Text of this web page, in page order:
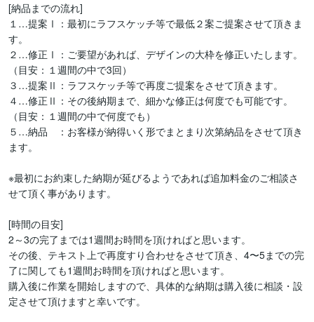
[納品までの流れ]
１…提案Ⅰ：最初にラフスケッチ等で最低２案ご提案させて頂きま
す。
２…修正Ⅰ：ご要望があれば、デザインの大枠を修正いたします。
（目安：１週間の中で3回）
３…提案Ⅱ：ラフスケッチ等で再度ご提案をさせて頂きます。
４…修正Ⅱ：その後納期まで、細かな修正は何度でも可能です。
（目安：１週間の中で何度でも）
５…納品　：お客様が納得いく形でまとまり次第納品をさせて頂き
ます。
※最初にお約束した納期が延びるようであれば追加料金のご相談さ
せて頂く事があります。
[時間の目安]
2～3の完了までは1週間お時間を頂ければと思います。
その後、テキスト上で再度すり合わせをさせて頂き、4〜5までの完
了に関しても1週間お時間を頂ければと思います。
購入後に作業を開始しますので、具体的な納期は購入後に相談・設
定させて頂けますと幸いです。